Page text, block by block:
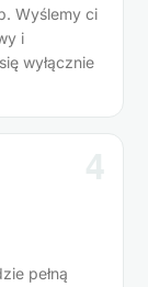
Wyślemy ci
i
wyłącznie
pełną